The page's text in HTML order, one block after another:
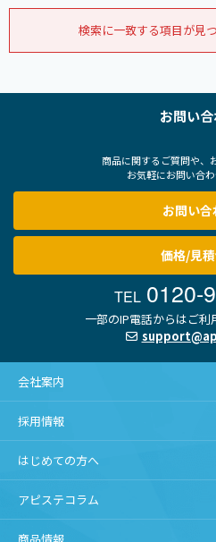
検索に一致する項目が見
お問い
商品に関するご質問や、
お気軽にお問い合わ
お問い
価格/見
TEL 0120-
一部のIP電話からはご利
会社案内
採用情報
はじめての方へ
アピステコラム
商品情報